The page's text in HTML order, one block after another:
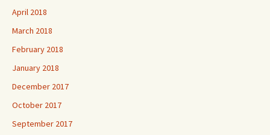
April 2018
March 2018
February 2018
January 2018
December 2017
October 2017
September 2017